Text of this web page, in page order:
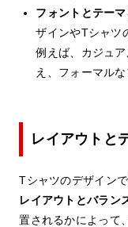
フォントとテー
ザインやTシャツ
例えば、カジュ
え、フォーマル
レイアウトと
Tシャツのデザイン
レイアウトとバラン
置されるかによって